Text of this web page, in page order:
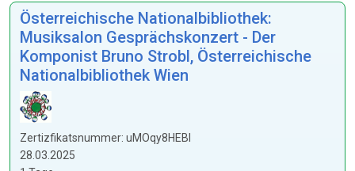
Österreichische Nationalbibliothek:
Musiksalon Gesprächskonzert - Der
Komponist Bruno Strobl, Österreichische
Nationalbibliothek Wien
Zertizfikatsnummer: uMOqy8HEBl
28.03.2025